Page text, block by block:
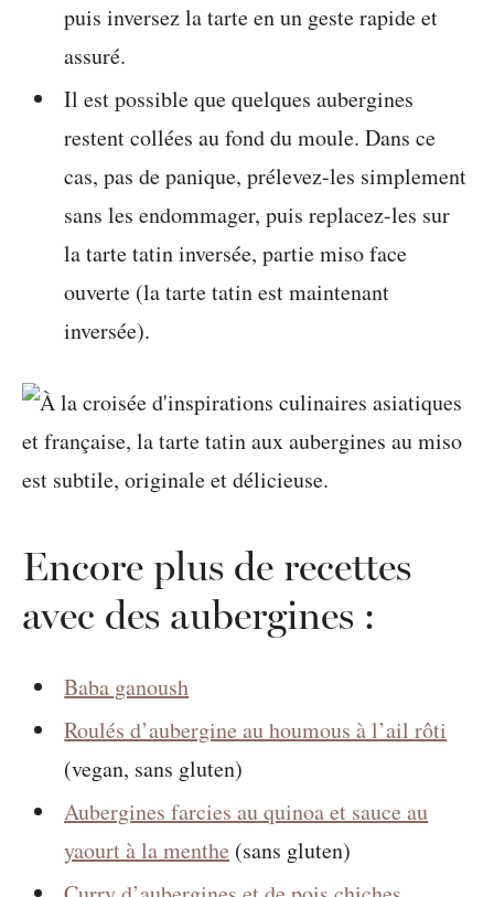
puis inversez la tarte en un geste rapide et
assuré.
Il est possible que quelques aubergines
restent collées au fond du moule. Dans ce
cas, pas de panique, prélevez-les simplement
sans les endommager, puis replacez-les sur
la tarte tatin inversée, partie miso face
ouverte (la tarte tatin est maintenant
inversée).
Encore plus de recettes
avec des aubergines :
Baba ganoush
Roulés d’aubergine au houmous à l’ail rôti
(vegan, sans gluten)
Aubergines farcies au quinoa et sauce au
yaourt à la menthe (sans gluten)